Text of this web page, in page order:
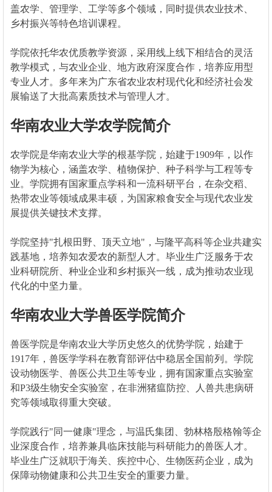
盖农学、管理学、工学等多个领域，同时提供农业技术、
乡村振兴等特色培训课程。
学院依托华农优质教学资源，采用线上线下相结合的灵活
教学模式，与农业企业、地方政府深度合作，培养应用型
专业人才。多年来为广东省农业农村现代化和经济社会发
展输送了大批高素质技术与管理人才。
华南农业大学农学院简介
农学院是华南农业大学的根基学院，始建于1909年，以作
物学为核心，涵盖农学、植物保护、种子科学与工程等专
业。学院拥有国家重点学科和一流科研平台，在杂交稻、
热带农业等领域成果丰硕，为国家粮食安全与现代农业发
展提供关键技术支撑。
学院坚持"扎根田野、顶天立地"，与隆平高科等企业共建实
践基地，培养知农爱农的新型人才。毕业生广泛服务于农
业科研院所、种业企业和乡村振兴一线，成为推动农业现
代化的中坚力量。
华南农业大学兽医学院简介
兽医学院是华南农业大学历史悠久的优势学院，始建于
1917年，兽医学学科在教育部评估中稳居全国前列。学院
设动物医学、兽医公共卫生等专业，拥有国家重点实验室
和P3级生物安全实验室，在非洲猪瘟防控、人兽共患病研
究等领域取得重大突破。
学院践行"同一健康"理念，与温氏集团、勃林格殷格翰等企
业深度合作，培养兼具临床技能与科研能力的兽医人才。
毕业生广泛就职于海关、疾控中心、生物医药企业，成为
保障动物健康和公共卫生安全的重要力量。